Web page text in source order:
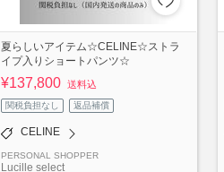
夏らしいアイテム☆CELINE☆ストラ
イプ入りショートパンツ☆
¥137,800 送料込
関税負担なし 返品補償
CELINE
PERSONAL SHOPPER
Lucille select